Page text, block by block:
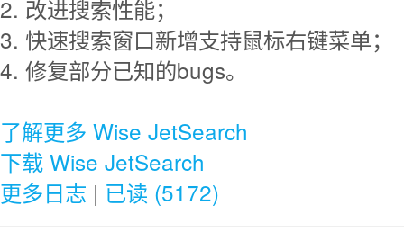
2. 改进搜索性能；
3. 快速搜索窗口新增支持鼠标右键菜单；
4. 修复部分已知的bugs。
了解更多 Wise JetSearch
下载 Wise JetSearch
更多日志 | 已读 (5172)